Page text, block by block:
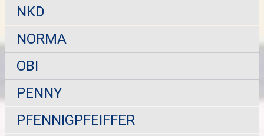
NKD
NORMA
OBI
PENNY
PFENNIGPFEIFFER